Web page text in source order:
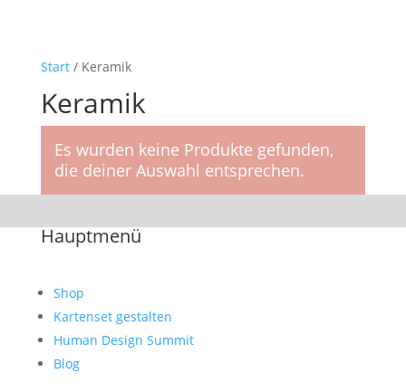
Start/ Keramik
Keramik
Es wurden keine Produkte gefunden,
die deiner Auswahl entsprechen.
Hauptmenü
Shop
Kartenset gestalten
Human Design Summit
Blog